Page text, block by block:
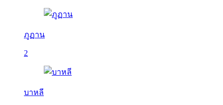
ภูฏาน
2
บาหลี